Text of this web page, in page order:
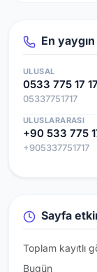
En
ULUSAL
0533 775 17 17
05337751717
ULUSLARARASI
+90 533 775
+905337751717
Sayfa
Toplam kayıtlı
Bugün